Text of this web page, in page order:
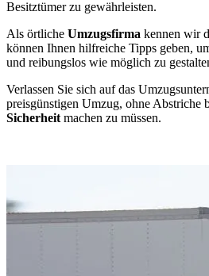
Besitztümer zu gewährleisten.
Als örtliche Umzugsfirma kennen wir
können Ihnen hilfreiche Tipps geben,
und reibungslos wie möglich zu
Verlassen Sie sich auf das
preisgünstigen Umzug, ohne Abstriche
Sicherheit machen zu müssen.